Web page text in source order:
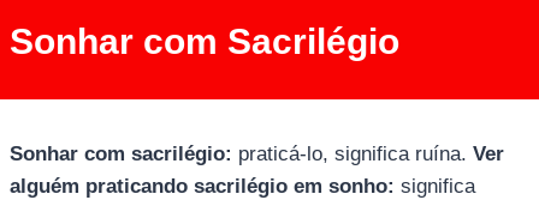
Sonhar com Sacrilégio
Sonhar com sacrilégio: praticá-lo, significa ruína. Ver
alguém praticando sacrilégio em sonho: significa